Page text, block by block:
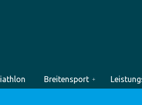
Breitensport